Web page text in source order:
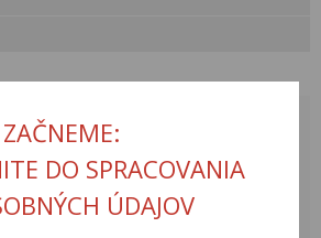
DO SPRACOVANIA
ÚDAJOV
AUGUST 2026
ST ŠT PI SO